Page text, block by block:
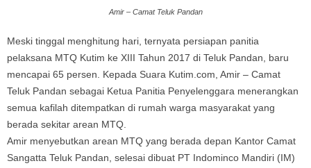
Amir – Camat Teluk Pandan
Meski tinggal menghitung hari, ternyata persiapan panitia
pelaksana MTQ Kutim ke XIII Tahun 2017 di Teluk Pandan, baru
mencapai 65 persen. Kepada Suara Kutim.com, Amir – Camat
Teluk Pandan sebagai Ketua Panitia Penyelenggara menerangkan
semua kafilah ditempatkan di rumah warga masyarakat yang
berada sekitar arean MTQ.
Amir menyebutkan arean MTQ yang berada depan Kantor Camat
Sangatta Teluk Pandan, selesai dibuat PT Indominco Mandiri (IM)